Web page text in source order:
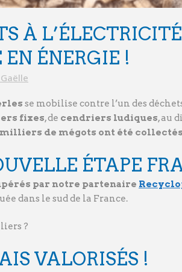
À
ÉNERGIE !
se mobilise contre l’un des
fixes, de cendriers ludiques, au
de mégots ont été collectés
ÉTAPE
par notre partenaire
dans le sud de la France.
?
VALORISÉS !